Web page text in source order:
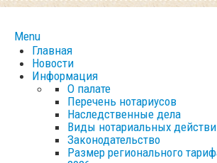
Menu
Главная
Новости
Информация
О палате
Перечень нотариусов
Наследственные дела
Виды нотариальных
Законодательство
Размер регионального